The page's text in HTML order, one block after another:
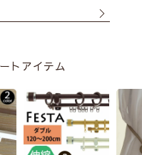
トアイテム